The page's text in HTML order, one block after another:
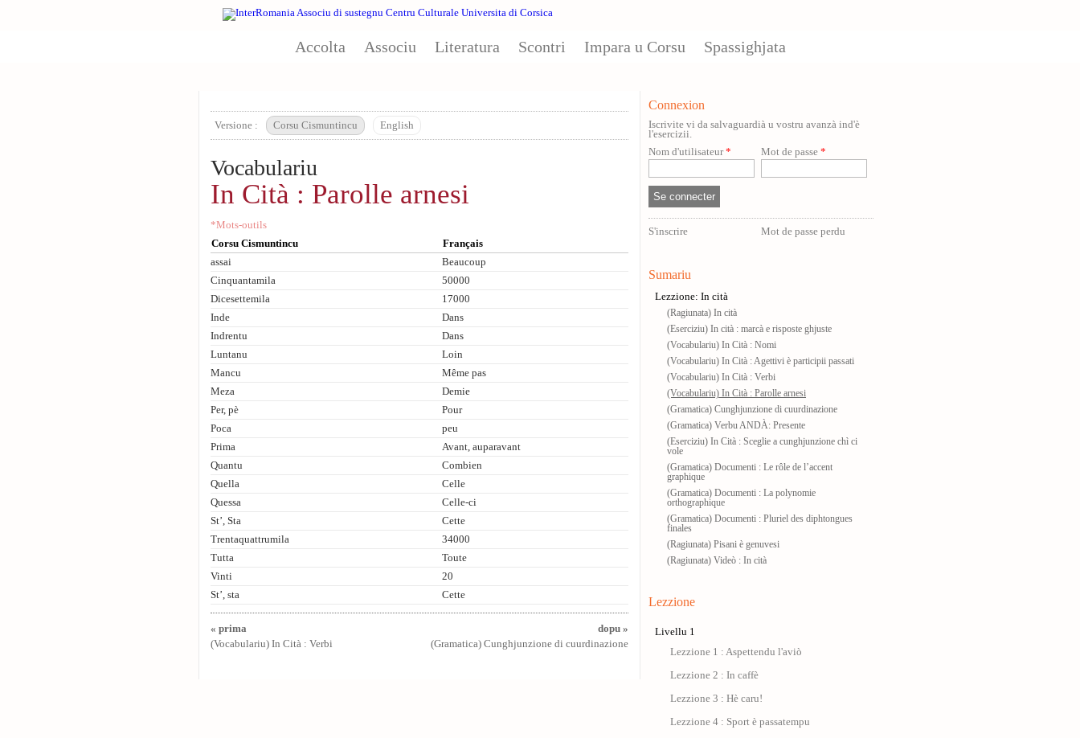
Accolta Associu Literatura Scontri Impara u Corsu Spassighjata
Versione : Corsu Cismuntincu English
Vocabulariu
In Cità : Parolle arnesi
*Mots-outils
Corsu Cismuntincu
Français
assai
Beaucoup
Cinquantamila
50000
Dicesettemila
17000
Inde
Dans
Indrentu
Dans
Luntanu
Loin
Mancu
Même pas
Meza
Demie
Per, pè
Pour
Poca
peu
Prima
Avant, auparavant
Quantu
Combien
Quella
Celle
Quessa
Celle-ci
St’, Sta
Cette
Trentaquattrumila
34000
Tutta
Toute
Vinti
20
St’, sta
Cette
« prima
(Vocabulariu) In Cità : Verbi
dopu »
(Gramatica) Cunghjunzione di cuurdinazione
Connexion
Iscrivite vi da salvaguardià u vostru avanzà ind'è
l'esercizii.
Nom d'utilisateur* Mot de passe *
S'inscrire Mot de passe perdu
Sumariu
Lezzione: In cità
(Ragiunata) In cità
(Eserciziu) In cità : marcà e risposte ghjuste
(Vocabulariu) In Cità : Nomi
(Vocabulariu) In Cità : Agettivi è participii passati
(Vocabulariu) In Cità : Verbi
(Vocabulariu) In Cità : Parolle arnesi
(Gramatica) Cunghjunzione di cuurdinazione
(Gramatica) Verbu ANDÀ: Presente
(Eserciziu) In Cità : Sceglie a cunghjunzione chì ci
vole
(Gramatica) Documenti : Le rôle de l’accent
graphique
(Gramatica) Documenti : La polynomie
orthographique
(Gramatica) Documenti : Pluriel des diphtongues
finales
(Ragiunata) Pisani è genuvesi
(Ragiunata) Videò : In cità
Lezzione
Livellu 1
Lezzione 1 : Aspettendu l'aviò
Lezzione 2 : In caffè
Lezzione 3 : Hè caru!
Lezzione 4 : Sport è passatempu